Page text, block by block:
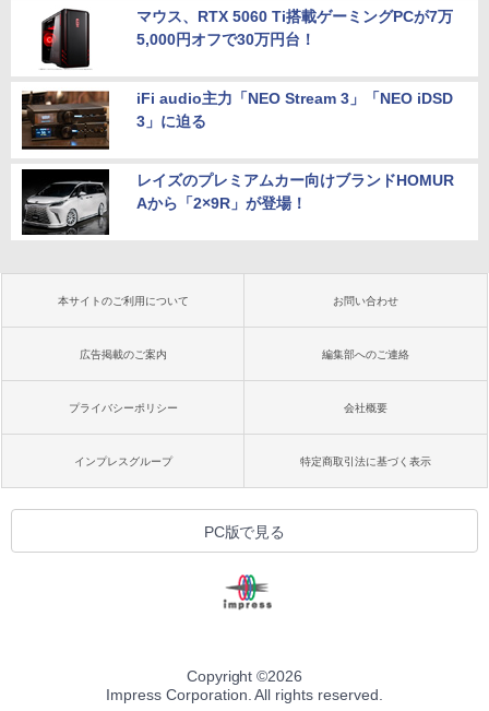
マウス、RTX 5060 Ti搭載ゲーミングPCが7万
5,000円オフで30万円台！
iFi audio主力「NEO Stream 3」「NEO iDSD
3」に迫る
レイズのプレミアムカー向けブランドHOMUR
Aから「2×9R」が登場！
本サイトのご利用について お問い合わせ
広告掲載のご案内 編集部へのご連絡
プライバシーポリシー 会社概要
インプレスグループ 特定商取引法に基づく表示
PC版で見る
Copyright ©2026
Impress Corporation. All rights reserved.